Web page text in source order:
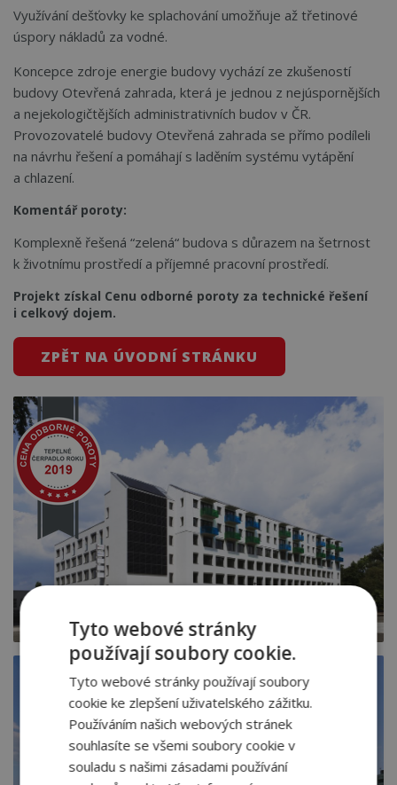
Využívání dešťovky ke splachování umožňuje až třetinové
úspory nákladů za vodné.
Koncepce zdroje energie budovy vychází ze zkušeností
budovy Otevřená zahrada, která je jednou z nejúspornějších
a nejekologičtějších administrativních budov v ČR.
Provozovatelé budovy Otevřená zahrada se přímo podíleli
na návrhu řešení a pomáhají s laděním systému vytápění
a chlazení.
Komentář poroty:
Komplexně řešená “zelená“ budova s důrazem na šetrnost
k životnímu prostředí a příjemné pracovní prostředí.
Projekt získal Cenu odborné poroty za technické řešení
i celkový dojem.
ZPĚT NA ÚVODNÍ STRÁNKU
Tyto webové stránky
používají soubory cookie.
Tyto webové stránky používají soubory
cookie ke zlepšení uživatelského zážitku.
Používáním našich webových stránek
souhlasíte se všemi soubory cookie v
souladu s našimi zásadami používání